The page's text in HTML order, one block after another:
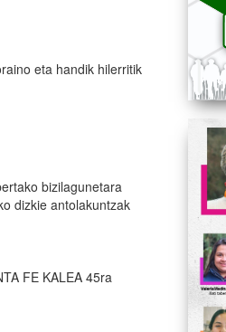
eta handik hilerritik
bizilagunetara
dizkie antolakuntzak
FE KALEA 45ra